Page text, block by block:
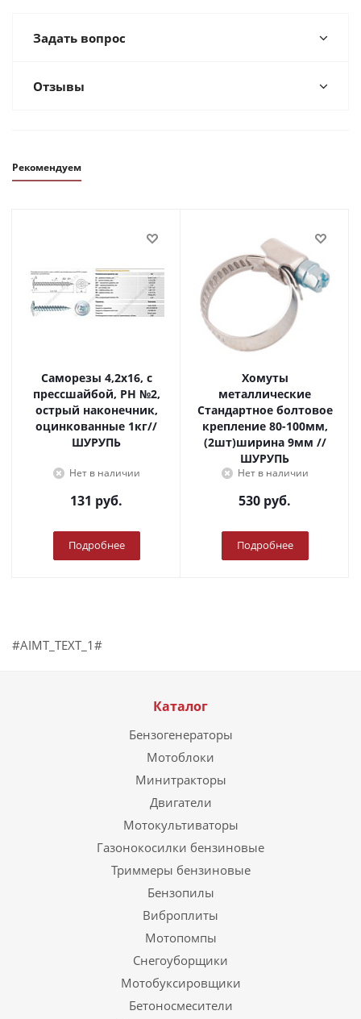
Задать вопрос
Отзывы
Рекомендуем
Саморезы 4,2х16, с
прессшайбой, PH №2,
острый наконечник,
оцинкованные 1кг//
ШУРУПЬ
Нет в наличии
131 руб.
Подробнее
Хомуты
металлические
Стандартное болтовое
крепление 80-100мм,
(2шт)ширина 9мм //
ШУРУПЬ
Нет в наличии
530 руб.
Подробнее
#AIMT_TEXT_1#
Каталог
Бензогенераторы
Мотоблоки
Минитракторы
Двигатели
Мотокультиваторы
Газонокосилки бензиновые
Триммеры бензиновые
Бензопилы
Виброплиты
Мотопомпы
Снегоуборщики
Мотобуксировщики
Бетоносмесители